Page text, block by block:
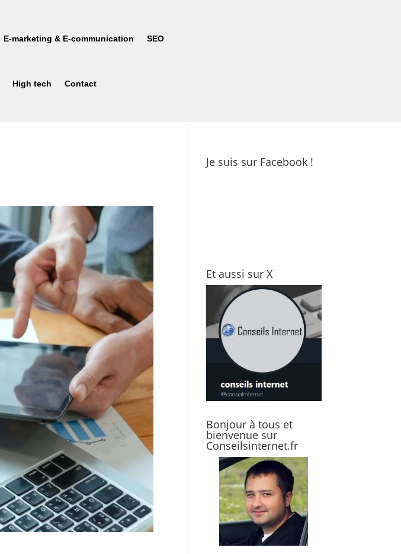
E-marketing & E-communication SEO
High tech Contact
Je suis sur Facebook !
Et aussi sur X
Bonjour à tous et
bienvenue sur
Conseilsinternet.fr